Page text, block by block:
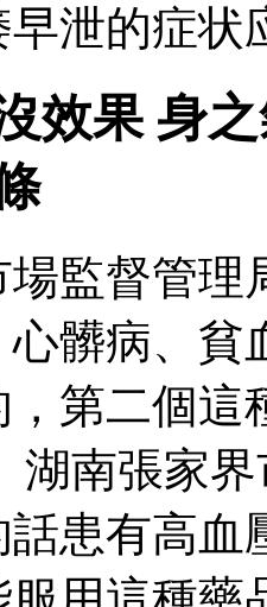
泄的症状
效果 身
監督管理
髒病、
，第二個
湖南張家
患有高血